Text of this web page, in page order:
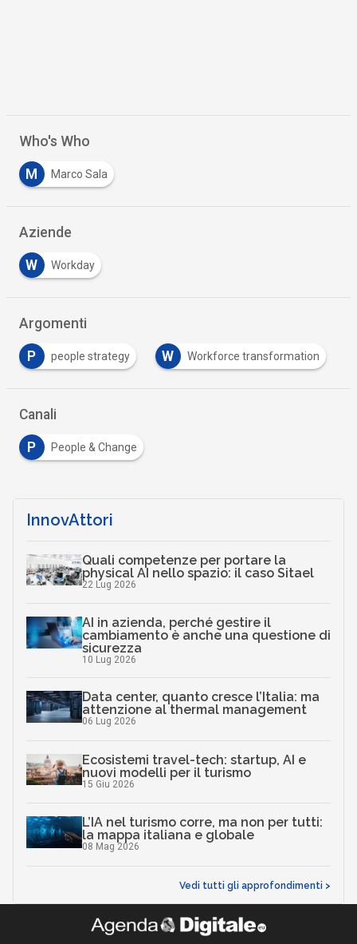
Who's Who
M Marco Sala
Aziende
W Workday
Argomenti
P people strategy W Workforce transformation
Canali
P People & Change
InnovAttori
Quali competenze per portare la
physical AI nello spazio: il caso Sitael
22 Lug 2026
AI in azienda, perché gestire il
cambiamento è anche una questione di
sicurezza
10 Lug 2026
Data center, quanto cresce l’Italia: ma
attenzione al thermal management
06 Lug 2026
Ecosistemi travel-tech: startup, AI e
nuovi modelli per il turismo
15 Giu 2026
L’IA nel turismo corre, ma non per tutti:
la mappa italiana e globale
08 Mag 2026
Vedi tutti gli approfondimenti >